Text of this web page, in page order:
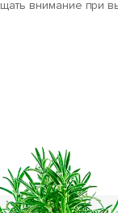
внимание при